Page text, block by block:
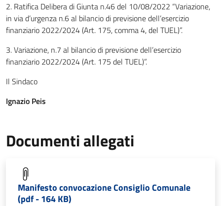
2. Ratifica Delibera di Giunta n.46 del 10/08/2022 “Variazione,
in via d’urgenza n.6 al bilancio di previsione dell’esercizio
finanziario 2022/2024 (Art. 175, comma 4, del TUEL)”.
3. Variazione, n.7 al bilancio di previsione dell’esercizio
finanziario 2022/2024 (Art. 175 del TUEL)”.
Il Sindaco
Ignazio Peis
Documenti allegati
Manifesto convocazione Consiglio Comunale
(pdf - 164 KB)